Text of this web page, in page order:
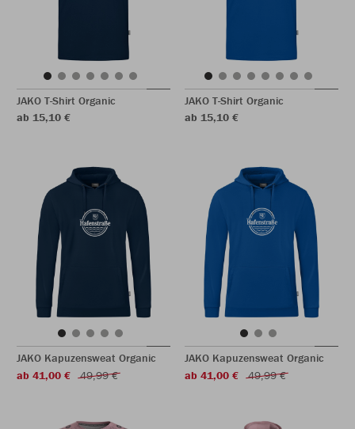
JAKO T-Shirt Organic
ab 15,10 €
JAKO T-Shirt Organic
ab 15,10 €
JAKO Kapuzensweat Organic
ab 41,00 €
49,99 €
JAKO Kapuzensweat Organic
ab 41,00 €
49,99 €